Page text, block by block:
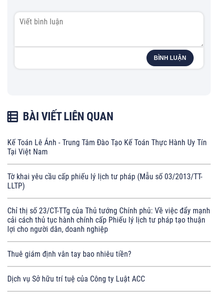
BÌNH LUẬN
BÀI VIẾT LIÊN QUAN
Kế Toán Lê Ánh - Trung Tâm Đào Tạo Kế Toán Thực Hành Uy Tín
Tại Việt Nam
Tờ khai yêu cầu cấp phiếu lý lịch tư pháp (Mẫu số 03/2013/TT-
LLTP)
Chỉ thị số 23/CT-TTg của Thủ tướng Chính phủ: Về việc đẩy mạnh
cải cách thủ tục hành chính cấp Phiếu lý lịch tư pháp tạo thuận
lợi cho người dân, doanh nghiệp
Thuê giám định vân tay bao nhiêu tiền?
Dịch vụ Sở hữu trí tuệ của Công ty Luật ACC